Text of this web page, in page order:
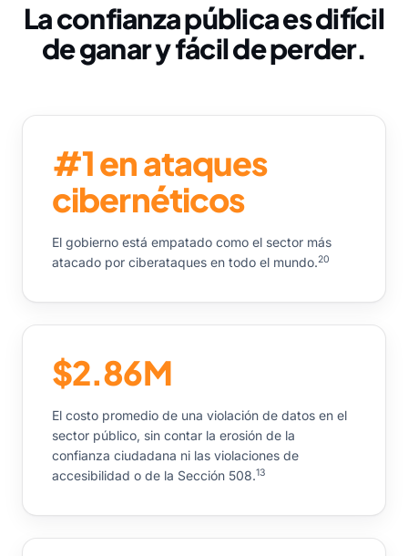
La confianza pública es difícil
de ganar y fácil de perder.
#1 en ataques
cibernéticos
El gobierno está empatado como el sector más
atacado por ciberataques en todo el mundo.20
$2.86M
El costo promedio de una violación de datos en el
sector público, sin contar la erosión de la
confianza ciudadana ni las violaciones de
accesibilidad o de la Sección 508.13